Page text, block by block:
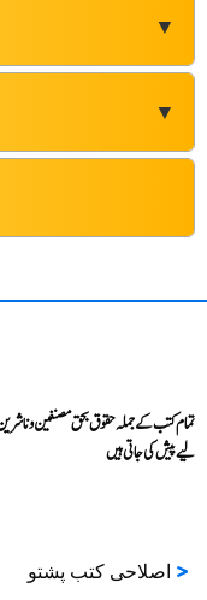
▼
▼
تمام کتب کے جملہ حقوق بحق مصنفین و
لیے پیش کی جاتی ہیں
اصلاحی کتب پشتو